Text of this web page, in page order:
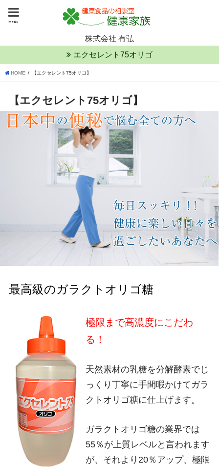
株式会社 有弘
menu
エクセレント75オリゴ
HOME 【エクセレント75オリゴ】
【エクセレント75オリゴ】
最高級のガラクトオリゴ糖
極限まで高濃度にこだわ
る！
天然素材の乳糖を分解酵素でじ
っくり丁寧に手間暇かけてガラ
クトオリゴ糖に仕上げます。
ガラクトオリゴ糖の業界では
55％が上質レベルと言われます
が、それより20％アップ、極限